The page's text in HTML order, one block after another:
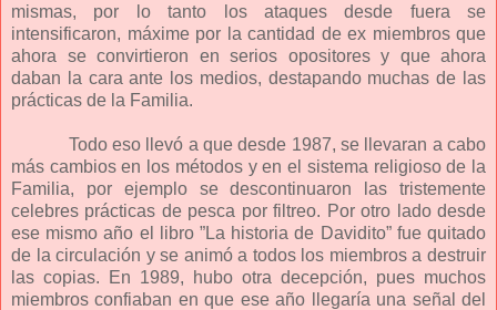
mismas, por lo tanto los ataques desde fuera se
intensificaron, máxime por la cantidad de ex miembros que
ahora se convirtieron en serios opositores y que ahora
daban la cara ante los medios, destapando muchas de las
prácticas de la Familia.
Todo eso llevó a que desde 1987, se llevaran a cabo
más cambios en los métodos y en el sistema religioso de la
Familia, por ejemplo se descontinuaron las tristemente
celebres prácticas de pesca por filtreo. Por otro lado desde
ese mismo año el libro ”La historia de Davidito” fue quitado
de la circulación y se animó a todos los miembros a destruir
las copias. En 1989, hubo otra decepción, pues muchos
miembros confiaban en que ese año llegaría una señal del